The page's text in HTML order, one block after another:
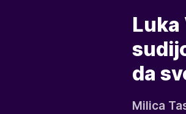
Luka
da
Milica